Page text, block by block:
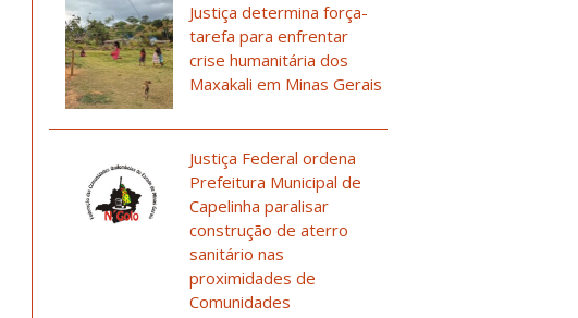
Justiça determina força-
tarefa para enfrentar
crise humanitária dos
Maxakali em Minas Gerais
Justiça Federal ordena
Prefeitura Municipal de
Capelinha paralisar
construção de aterro
sanitário nas
proximidades de
Comunidades